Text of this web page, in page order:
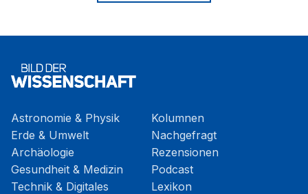
Astronomie & Physik
Erde & Umwelt
Archäologie
Gesundheit & Medizin
Technik & Digitales
Kolumnen
Nachgefragt
Rezensionen
Podcast
Lexikon